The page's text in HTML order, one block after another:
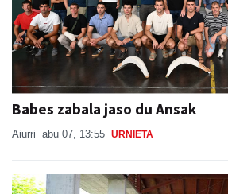
Babes zabala jaso du Ansak
Aiurri abu 07, 13:55 URNIETA